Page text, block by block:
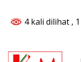
4 kali dilihat ,